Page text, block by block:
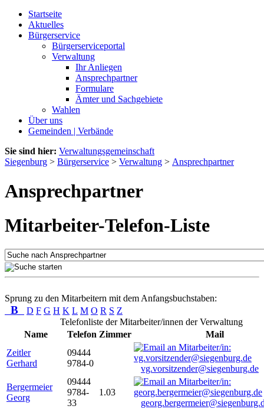
Startseite
Aktuelles
Bürgerservice
Bürgerserviceportal
Verwaltung
Ihr Anliegen
Ansprechpartner
Formulare
Ämter und Sachgebiete
Wahlen
Über uns
Gemeinden | Verbände
Sie sind hier: Verwaltungsgemeinschaft
Siegenburg > Bürgerservice > Verwaltung > Ansprechpartner
Ansprechpartner
Mitarbeiter-Telefon-Liste
Sprung zu den Mitarbeitern mit dem Anfangsbuchstaben:
B D F G H K L M O R S Z
Telefonliste der Mitarbeiter/innen der Verwaltung
Name
Telefon Zimmer
Mail
Zeitler
Gerhard
09444
9784-0
vg.vorsitzender@siegenburg.de
Bergermeier
Georg
09444
9784-
33
1.03